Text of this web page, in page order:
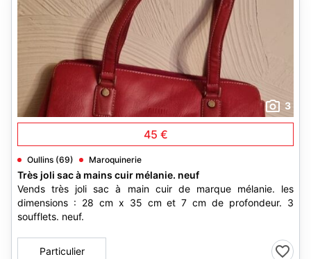
3
45 €
Oullins (69) Maroquinerie
Très joli sac à mains cuir mélanie. neuf
Vends très joli sac à main cuir de marque mélanie. les
dimensions : 28 cm x 35 cm et 7 cm de profondeur. 3
soufflets. neuf.
Particulier